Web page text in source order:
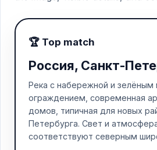
🏆 Top match
Россия, Санкт-
Река с набережной и зелёным
ограждением, современная
домов, типичная для новых
Петербурга. Свет и
соответствуют северным